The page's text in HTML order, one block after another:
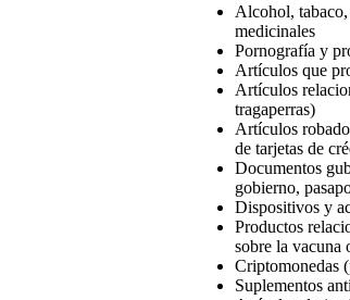
Alcohol, tabaco,
medicinales
Pornografía y
Artículos que
Artículos
tragaperras)
Artículos
de tarjetas de
Documentos
gobierno,
Dispositivos y
Productos
sobre la vacuna
Criptomonedas
Suplementos